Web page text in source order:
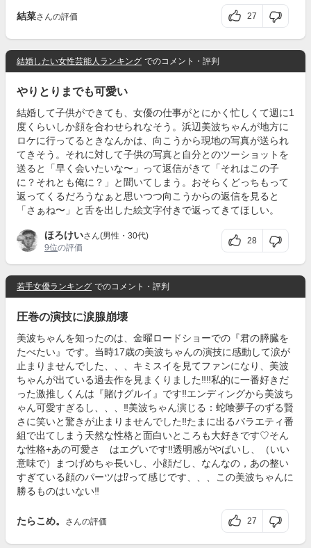
結菜さんの評価 27
結婚したい女性芸能人ランキング でのコメント・評判
やりとりまでも可愛い
結婚して子供ができても、女優の仕事がとにかく忙しくて週に1
度くらいしか顔を合わせられなそう。浜辺美波ちゃんが地方に
ロケに行ってるときなんかは、向こうから現地の写真が送られ
てきそう。それに対して子供の写真と自分とのツーショットを
送ると「早く会いたいな〜」って返信がきて「それはこの子
に？それとも俺に？」と聞いてしまう。おそらくどっちもって
返ってくるだろうなぁと思いつつ向こうからの返信を見ると
「さぁね〜」と舌を出した絵文字付きで返ってきてほしい。
ほろけいさん(男性・30代)
9位の評価
28
若手女優ランキング でのコメント・評判
圧巻の演技に涙腺崩壊
美波ちゃんを知ったのは、金曜ロードショーでの『君の膵臓を
たべたい』です。当時17歳の美波ちゃんの演技に感動して涙が
止まりませんでした、、、キミスイを見てファンになり、美波
ちゃんが出ている過去作を見まくりました‼‼私的に一番好きだ
った激推しくんは『賭けグルイ』です‼エンディングから美波ち
ゃん可愛すぎるし、、、‼美波ちゃん演じる：蛇喰夢子のずる賢
さに笑いと驚きが止まりませんでした‼たまに出るバラエティ番
組で出てしまう天然な性格と面白いところも大好きです♡そん
な性格+あの可愛さ はエグいです‼透明感がやばいし、（いい
意味で）まつげめちゃ長いし、小顔だし、なんなの，あの整い
すぎている顔のパーツは⁉って感じです、、、この美波ちゃんに
勝るものはいない‼
たらこめ。 さんの評価 27